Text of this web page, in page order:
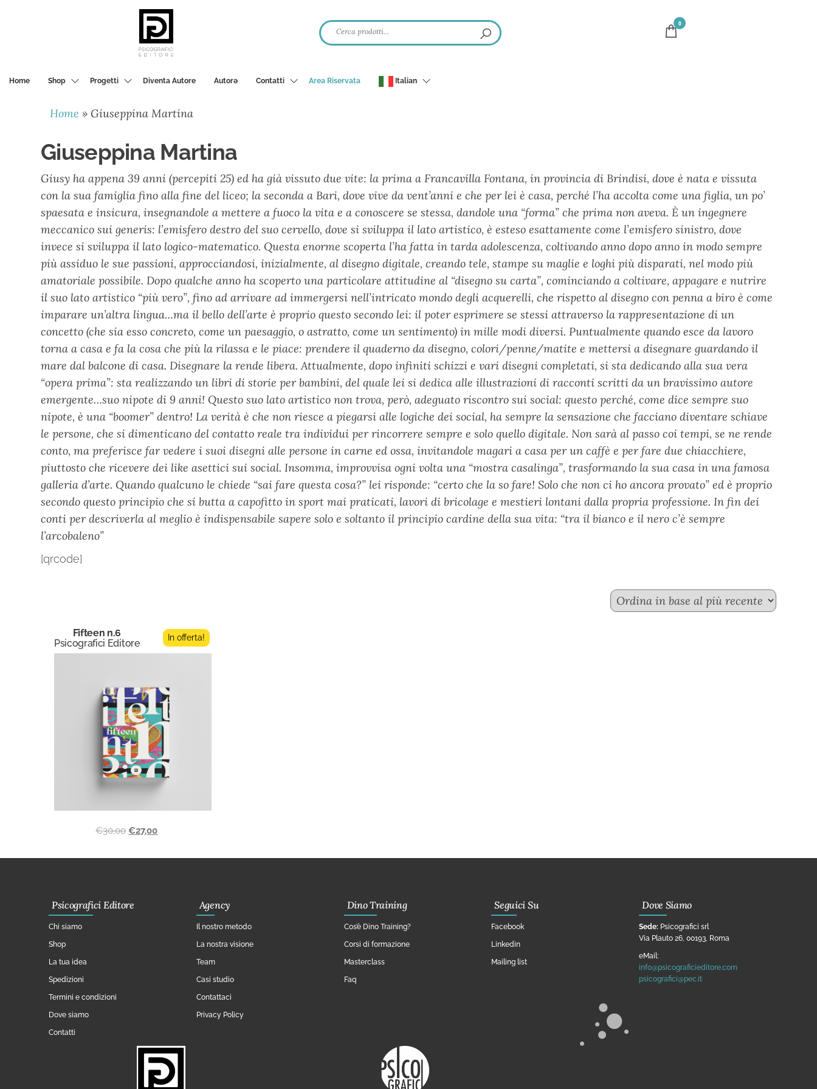
0
Home Shop Progetti Diventa Autore Autorә Contatti Area Riservata Italian
Home » Giuseppina Martina
Giuseppina Martina
Giusy ha appena 39 anni (percepiti 25) ed ha già vissuto due vite: la prima a Francavilla Fontana, in provincia di Brindisi, dove è nata e vissuta
con la sua famiglia fino alla fine del liceo; la seconda a Bari, dove vive da vent’anni e che per lei è casa, perché l’ha accolta come una figlia, un po’
spaesata e insicura, insegnandole a mettere a fuoco la vita e a conoscere se stessa, dandole una “forma” che prima non aveva. È un ingegnere
meccanico sui generis: l’emisfero destro del suo cervello, dove si sviluppa il lato artistico, è esteso esattamente come l’emisfero sinistro, dove
invece si sviluppa il lato logico-matematico. Questa enorme scoperta l’ha fatta in tarda adolescenza, coltivando anno dopo anno in modo sempre
più assiduo le sue passioni, approcciandosi, inizialmente, al disegno digitale, creando tele, stampe su maglie e loghi più disparati, nel modo più
amatoriale possibile. Dopo qualche anno ha scoperto una particolare attitudine al “disegno su carta”, cominciando a coltivare, appagare e nutrire
il suo lato artistico “più vero”, fino ad arrivare ad immergersi nell’intricato mondo degli acquerelli, che rispetto al disegno con penna a biro è come
imparare un’altra lingua…ma il bello dell’arte è proprio questo secondo lei: il poter esprimere se stessi attraverso la rappresentazione di un
concetto (che sia esso concreto, come un paesaggio, o astratto, come un sentimento) in mille modi diversi. Puntualmente quando esce da lavoro
torna a casa e fa la cosa che più la rilassa e le piace: prendere il quaderno da disegno, colori/penne/matite e mettersi a disegnare guardando il
mare dal balcone di casa. Disegnare la rende libera. Attualmente, dopo infiniti schizzi e vari disegni completati, si sta dedicando alla sua vera
“opera prima”: sta realizzando un libri di storie per bambini, del quale lei si dedica alle illustrazioni di racconti scritti da un bravissimo autore
emergente…suo nipote di 9 anni! Questo suo lato artistico non trova, però, adeguato riscontro sui social: questo perché, come dice sempre suo
nipote, è una “boomer” dentro! La verità è che non riesce a piegarsi alle logiche dei social, ha sempre la sensazione che facciano diventare schiave
le persone, che si dimenticano del contatto reale tra individui per rincorrere sempre e solo quello digitale. Non sarà al passo coi tempi, se ne rende
conto, ma preferisce far vedere i suoi disegni alle persone in carne ed ossa, invitandole magari a casa per un caffè e per fare due chiacchiere,
piuttosto che ricevere dei like asettici sui social. Insomma, improvvisa ogni volta una “mostra casalinga”, trasformando la sua casa in una famosa
galleria d’arte. Quando qualcuno le chiede “sai fare questa cosa?” lei risponde: “certo che la so fare! Solo che non ci ho ancora provato” ed è proprio
secondo questo principio che si butta a capofitto in sport mai praticati, lavori di bricolage e mestieri lontani dalla propria professione. In fin dei
conti per descriverla al meglio è indispensabile sapere solo e soltanto il principio cardine della sua vita: “tra il bianco e il nero c’è sempre
l’arcobaleno”
[qrcode]
Fifteen n.6
Psicografici Editore
In offerta!
€30,00 €27,00
Psicografici Editore
Chi siamo
Shop
La tua idea
Spedizioni
Termini e condizioni
Dove siamo
Contatti
Agency
Il nostro metodo
La nostra visione
Team
Casi studio
Contattaci
Privacy Policy
Dino Training
Cos’è Dino Training?
Corsi di formazione
Masterclass
Faq
Seguici Su
Facebook
Linkedin
Mailing list
Dove Siamo
Sede: Psicografici srl
Via Plauto 26, 00193, Roma
eMail:
info@psicograficieditore.com
psicografici@pec.it